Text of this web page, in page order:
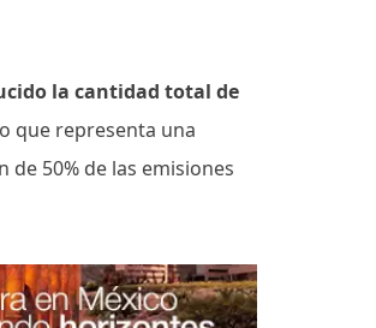
la cantidad total de
que representa una
de 50% de las emisiones